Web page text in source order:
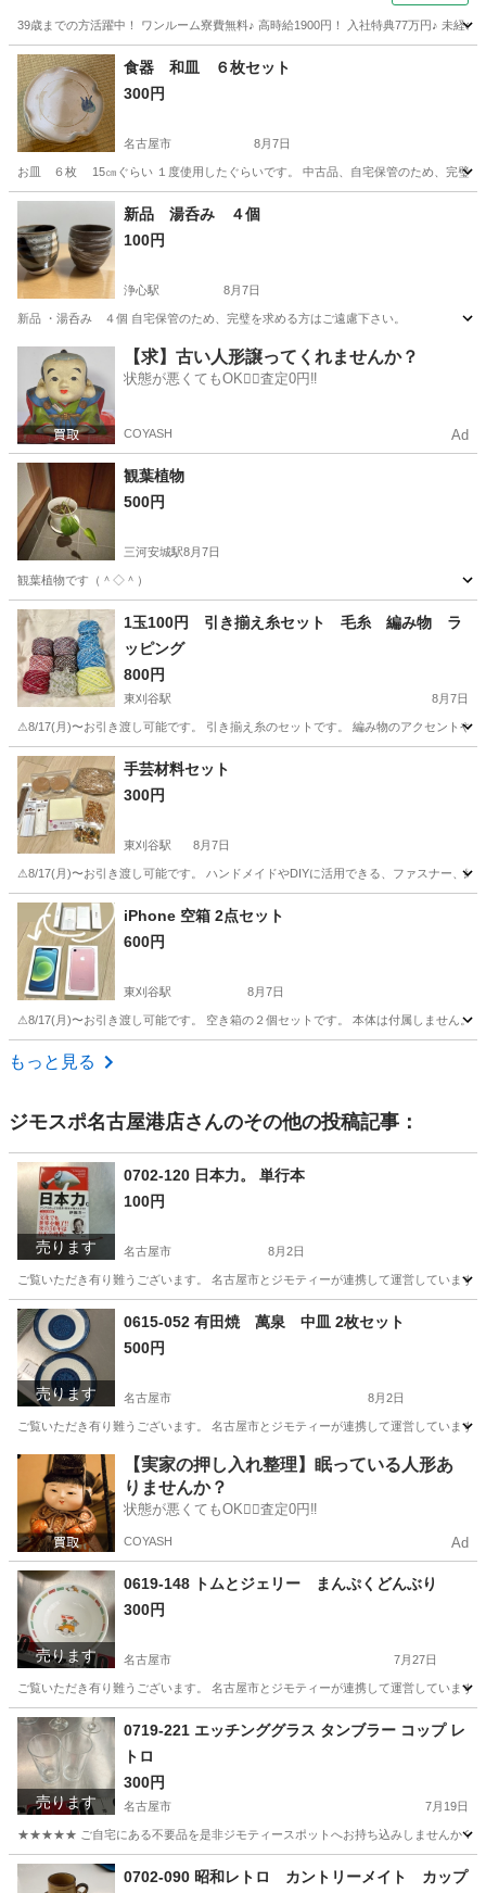
39歳までの方活躍中！ ワンルーム寮費無料♪ 高時給1900円！ 入社特典77万円♪ 未経
岐阜 各務原市 その他
食器 和皿 ６枚セット
300円
名古屋市 8月7日
お皿 ６枚 15㎝ぐらい １度使用したぐらいです。 中古品、自宅保管のため、完璧を
愛知 名古屋市 食器 セット
新品 湯呑み ４個
100円
浄心駅 8月7日
新品 ・湯呑み ４個 自宅保管のため、完璧を求める方はご遠慮下さい。
名古屋市 浄心駅 生活雑貨 湯呑み
【求】古い人形譲ってくれませんか？
状態が悪くてもOK🙆‍♀️査定0円‼️
COYASH Ad
観葉植物
500円
三河安城駅8月7日
観葉植物です（＾◇＾）
愛知 刈谷市 三河安城駅 家庭用品
1玉100円 引き揃え糸セット 毛糸 編み物 ラ
ッピング
800円
東刈谷駅 8月7日
⚠︎8/17(月)〜お引き渡し可能です。 引き揃え糸のセットです。 編み物のアクセントや
愛知 知立市 東刈谷駅 その他
手芸材料セット
300円
東刈谷駅 8月7日
⚠︎8/17(月)〜お引き渡し可能です。 ハンドメイドやDIYに活用できる、ファスナー、
愛知 知立市 その他
iPhone 空箱 2点セット
600円
東刈谷駅 8月7日
⚠︎8/17(月)〜お引き渡し可能です。 空き箱の２個セットです。 本体は付属しません。
愛知 知立市
もっと見る
ジモスポ名古屋港店さんのその他の投稿記事：
売ります
0702-120 日本力。 単行本
100円
名古屋市 8月2日
ご覧いただき有り難うございます。 名古屋市とジモティーが連携して運営してい
愛知 名古屋市 ビジネス、経済 リユース
売ります
0615-052 有田焼 萬泉 中皿 2枚セット
500円
名古屋市 8月2日
ご覧いただき有り難うございます。 名古屋市とジモティーが連携して運営してい
愛知 名古屋市 食器 リユース
【実家の押し入れ整理】眠っている人形あ
りませんか？
状態が悪くてもOK🙆‍♀️査定0円‼️
COYASH Ad
売ります
0619-148 トムとジェリー まんぷくどんぶり
300円
名古屋市 7月27日
ご覧いただき有り難うございます。 名古屋市とジモティーが連携して運営してい
愛知 名古屋市 リユース
売ります
0719-221 エッチンググラス タンブラー コップ レ
トロ
300円
名古屋市 7月19日
★★★★★ ご自宅にある不要品を是非ジモティースポットへお持ち込みしませんか？
愛知 名古屋市 タンブラー
0702-090 昭和レトロ カントリーメイト カップ